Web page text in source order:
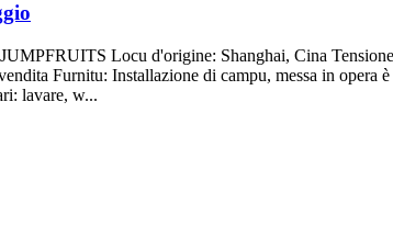
Locu d'origine: Shanghai, Cina
Furnitu: Installazione di campu, messa in opera
lavare, w...